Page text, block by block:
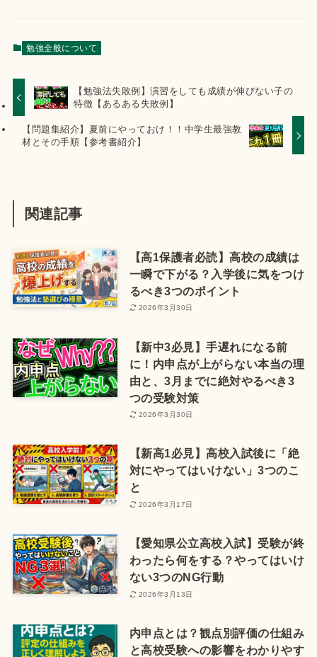
勉強全般について
【勉強法失敗例】演習をしても成績が伸びない子の
特徴【あるある失敗例】
【問題集紹介】夏前にやっておけ！！中学生最強教
材とその手順【参考書紹介】
関連記事
【高1保護者必読】高校の成績は
一瞬で下がる？入学後に気をつけ
るべき3つのポイント
2026年3月30日
【新中3必見】手遅れになる前
に！内申点が上がらない本当の理
由と、3月までに絶対やるべき3
つの受験対策
2026年3月30日
【新高1必見】高校入試後に「絶
対にやってはいけない」3つのこ
と
2026年3月17日
【愛知県公立高校入試】受験が終
わったら何をする？やってはいけ
ない3つのNG行動
2026年3月13日
内申点とは？観点別評価の仕組み
と高校受験への影響をわかりやす